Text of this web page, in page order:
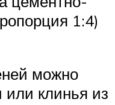
1:4)
можно
или клинья из